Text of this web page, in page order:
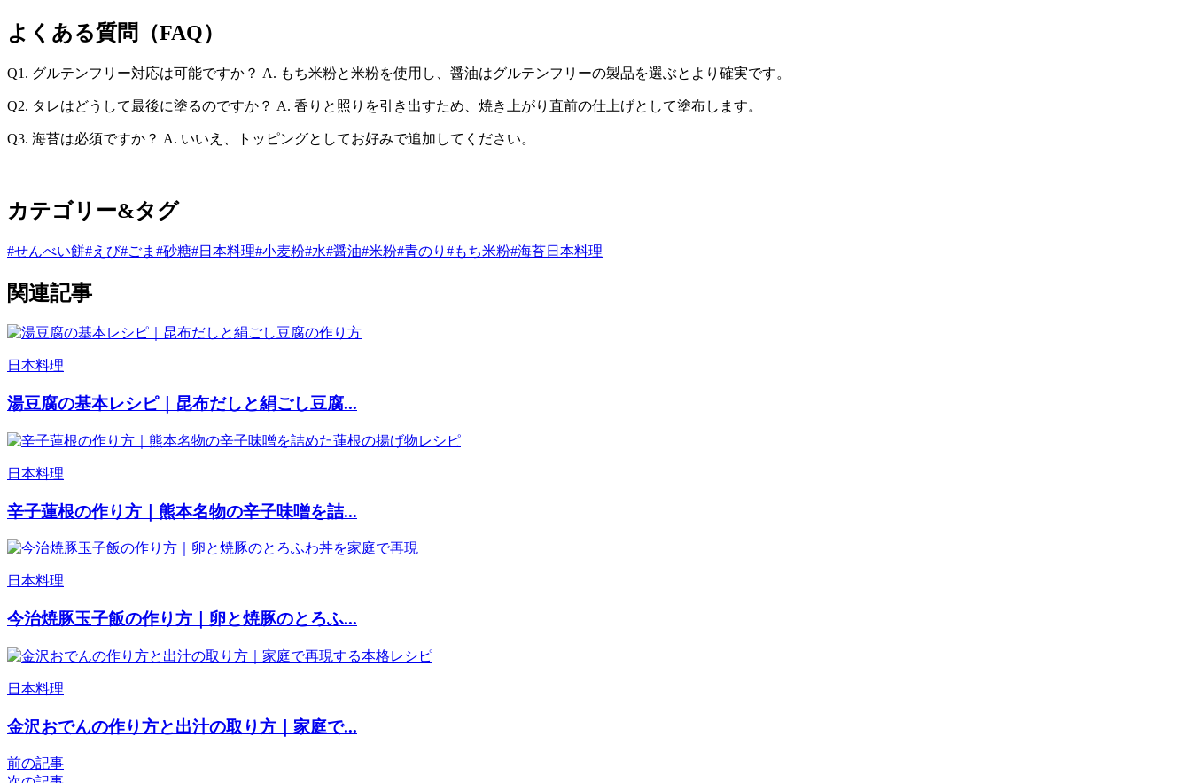
よくある質問（FAQ）
Q1. グルテンフリー対応は可能ですか？ A. もち米粉と米粉を使用し、醤油はグルテンフリーの製品を選ぶとより確実です。
Q2. タレはどうして最後に塗るのですか？ A. 香りと照りを引き出すため、焼き上がり直前の仕上げとして塗布します。
Q3. 海苔は必須ですか？ A. いいえ、トッピングとしてお好みで追加してください。
カテゴリー&タグ
#せんべい餅#えび#ごま #砂糖#日本料理#小麦粉#水#醤油#米粉#青のり #もち米粉#海苔日本料理
関連記事
日本料理
湯豆腐の基本レシピ｜昆布だしと絹ごし豆腐...
日本料理
辛子蓮根の作り方｜熊本名物の辛子味噌を詰...
日本料理
今治焼豚玉子飯の作り方｜卵と焼豚のとろふ...
日本料理
金沢おでんの作り方と出汁の取り方｜家庭で...
前の記事